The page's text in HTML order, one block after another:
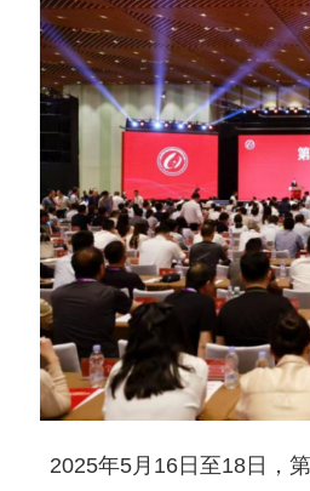
2025年5月16日至18日，